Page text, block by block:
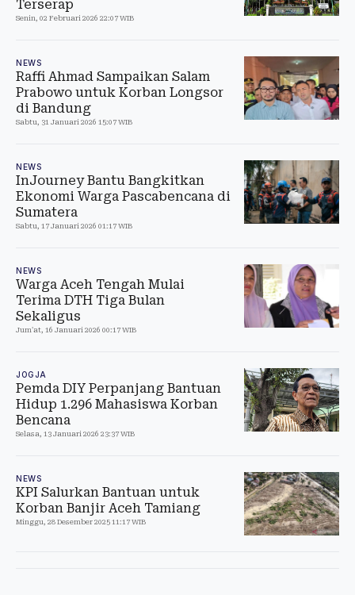
Terserap
Senin, 02 Februari 2026 22:07 WIB
NEWS
Raffi Ahmad Sampaikan Salam
Prabowo untuk Korban Longsor
di Bandung
Sabtu, 31 Januari 2026 15:07 WIB
NEWS
InJourney Bantu Bangkitkan
Ekonomi Warga Pascabencana di
Sumatera
Sabtu, 17 Januari 2026 01:17 WIB
NEWS
Warga Aceh Tengah Mulai
Terima DTH Tiga Bulan
Sekaligus
Jum'at, 16 Januari 2026 00:17 WIB
JOGJA
Pemda DIY Perpanjang Bantuan
Hidup 1.296 Mahasiswa Korban
Bencana
Selasa, 13 Januari 2026 23:37 WIB
NEWS
KPI Salurkan Bantuan untuk
Korban Banjir Aceh Tamiang
Minggu, 28 Desember 2025 11:17 WIB